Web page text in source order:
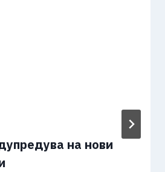
на нови